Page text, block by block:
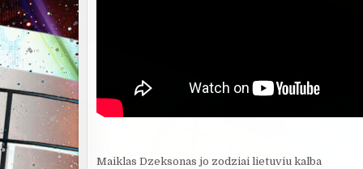
Maiklas Dzeksonas jo zodziai lietuviu kalba